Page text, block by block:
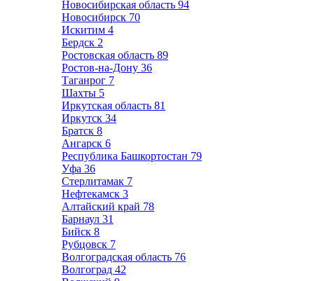
Новосибирская область 94
Новосибирск 70
Искитим 4
Бердск 2
Ростовская область 89
Ростов-на-Дону 36
Таганрог 7
Шахты 5
Иркутская область 81
Иркутск 34
Братск 8
Ангарск 6
Республика Башкортостан 79
Уфа 36
Стерлитамак 7
Нефтекамск 3
Алтайский край 78
Барнаул 31
Бийск 8
Рубцовск 7
Волгоградская область 76
Волгоград 42